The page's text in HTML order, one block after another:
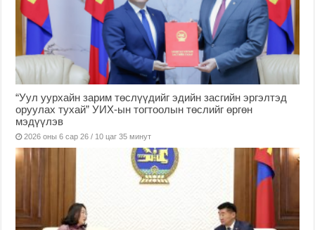
“Уул уурхайн зарим төслүүдийг эдийн засгийн эргэлтэд
оруулах тухай” УИХ-ын тогтоолын төслийг өргөн
мэдүүлэв
2026 оны 6 сар 26 / 10 цаг 35 минут